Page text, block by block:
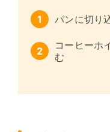
パンに切り
コーヒーホ
む